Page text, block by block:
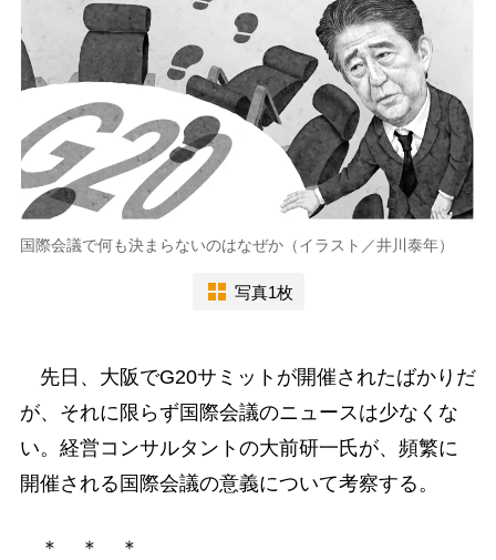
国際会議で何も決まらないのはなぜか（イラスト／井川泰年）
写真1枚
先日、大阪でG20サミットが開催されたばかりだ
が、それに限らず国際会議のニュースは少なくな
い。経営コンサルタントの大前研一氏が、頻繁に
開催される国際会議の意義について考察する。
＊ ＊ ＊